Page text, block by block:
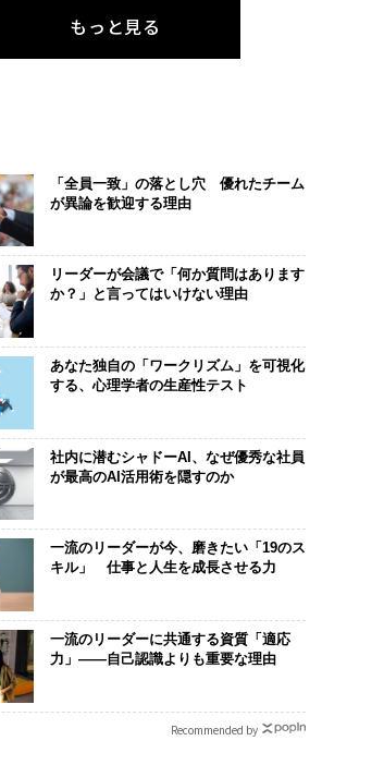
もっと見る
「全員一致」の落とし穴 優れたチーム
が異論を歓迎する理由
リーダーが会議で「何か質問はあります
か？」と言ってはいけない理由
あなた独自の「ワークリズム」を可視化
する、心理学者の生産性テスト
社内に潜むシャドーAI、なぜ優秀な社員
が最高のAI活用術を隠すのか
一流のリーダーが今、磨きたい「19のス
キル」 仕事と人生を成長させる力
一流のリーダーに共通する資質「適応
力」——自己認識よりも重要な理由
Recommended by